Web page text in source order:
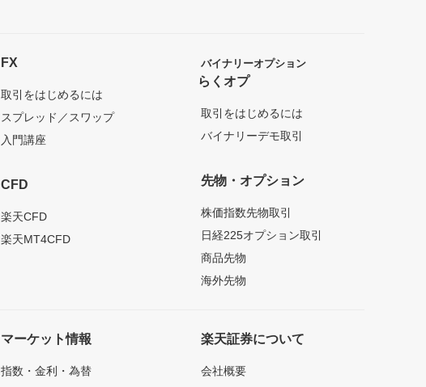
FX
取引をはじめるには
スプレッド／スワップ
入門講座
CFD
楽天CFD
楽天MT4CFD
バイナリーオプション
らくオプ
取引をはじめるには
バイナリーデモ取引
先物・オプション
株価指数先物取引
日経225オプション取引
商品先物
海外先物
マーケット情報
指数・金利・為替
楽天証券について
会社概要